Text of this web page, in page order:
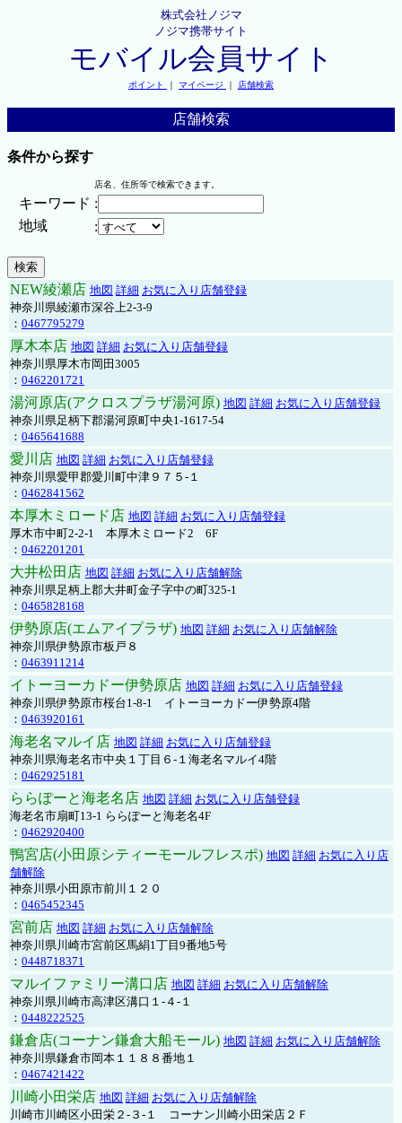
株式会社ノジマ
ノジマ携帯サイト
モバイル会員サイト
ポイント ｜ マイページ ｜ 店舗検索
店舗検索
条件から探す
店名、住所等で検索できます。
キーワード :
地域
:
NEW綾瀬店 地図 詳細 お気に入り店舗登録
神奈川県綾瀬市深谷上2-3-9
： 0467795279
厚木本店 地図 詳細 お気に入り店舗登録
神奈川県厚木市岡田3005
： 0462201721
湯河原店(アクロスプラザ湯河原) 地図 詳細 お気に入り店舗登録
神奈川県足柄下郡湯河原町中央1-1617-54
： 0465641688
愛川店 地図 詳細 お気に入り店舗登録
神奈川県愛甲郡愛川町中津９７５-１
： 0462841562
本厚木ミロード店 地図 詳細 お気に入り店舗登録
厚木市中町2-2-1 本厚木ミロード2 6F
： 0462201201
大井松田店 地図 詳細 お気に入り店舗解除
神奈川県足柄上郡大井町金子字中の町325-1
： 0465828168
伊勢原店(エムアイプラザ) 地図 詳細 お気に入り店舗解除
神奈川県伊勢原市板戸８
： 0463911214
イトーヨーカドー伊勢原店 地図 詳細 お気に入り店舗登録
神奈川県伊勢原市桜台1-8-1 イトーヨーカドー伊勢原4階
： 0463920161
海老名マルイ店 地図 詳細 お気に入り店舗登録
神奈川県海老名市中央１丁目６-１海老名マルイ4階
： 0462925181
ららぽーと海老名店 地図 詳細 お気に入り店舗登録
海老名市扇町13-1 ららぽーと海老名4F
： 0462920400
鴨宮店(小田原シティーモールフレスポ) 地図 詳細 お気に入り店
舗解除
神奈川県小田原市前川１２０
： 0465452345
宮前店 地図 詳細 お気に入り店舗解除
神奈川県川崎市宮前区馬絹1丁目9番地5号
： 0448718371
マルイファミリー溝口店 地図 詳細 お気に入り店舗解除
神奈川県川崎市高津区溝口１-４-１
： 0448222525
鎌倉店(コーナン鎌倉大船モール) 地図 詳細 お気に入り店舗解除
神奈川県鎌倉市岡本１１８８番地１
： 0467421422
川崎小田栄店 地図 詳細 お気に入り店舗解除
川崎市川崎区小田栄２‐３‐１ コーナン川崎小田栄店２Ｆ